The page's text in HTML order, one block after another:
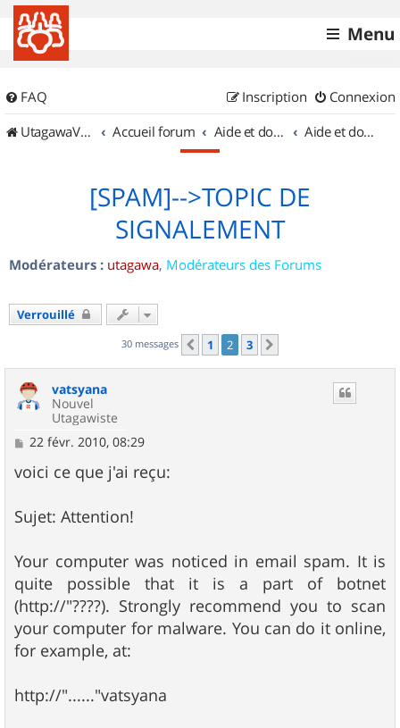
Menu
FAQ Connexion
Inscription
UtagawaVTT (Randos VTT et VTTAE avec traces GPS)
Accueil forum Aide et documentation Aide et documentation
[SPAM]-->TOPIC DE
SIGNALEMENT
Modérateurs : utagawa, Modérateurs des Forums
Verrouillé
30 messages Précédent
1 2 3
vatsyana
Nouvel
Utagawiste
M
s
s
g
e
22 févr. 2010, 08:29
voici ce que j'ai reçu:
Sujet: Attention!
Your computer was noticed in email spam. It is
quite possible that it is a part of botnet
(http://"????). Strongly recommend you to scan
your computer for malware. You can do it online,
for example, at:
http://"......"vatsyana